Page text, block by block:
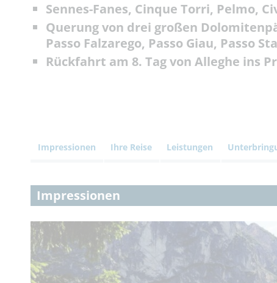
Sennes-Fanes, Cinque Torri, Pelmo,
Querung von drei großen
Passo Falzarego, Passo Giau, Passo
Rückfahrt am 8. Tag von Alleghe ins
Impressionen Ihre Reise Leistungen
Impressionen